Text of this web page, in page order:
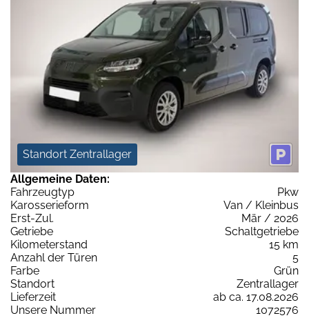
Standort Zentrallager
Allgemeine Daten:
Fahrzeugtyp
Pkw
Karosserieform
Van / Kleinbus
Erst-Zul.
Mär / 2026
Getriebe
Schaltgetriebe
Kilometerstand
15 km
Anzahl der Türen
5
Farbe
Grün
Standort
Zentrallager
Lieferzeit
ab ca. 17.08.2026
Unsere Nummer
1072576